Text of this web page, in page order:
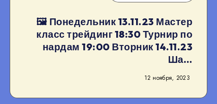
🖼 Понедельник 13.11.23 Мастер
класс трейдинг 18:30 Турнир по
нардам 19:00 Вторник 14.11.23
Ша…
12 ноября, 2023